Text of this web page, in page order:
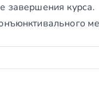
завершения курса.